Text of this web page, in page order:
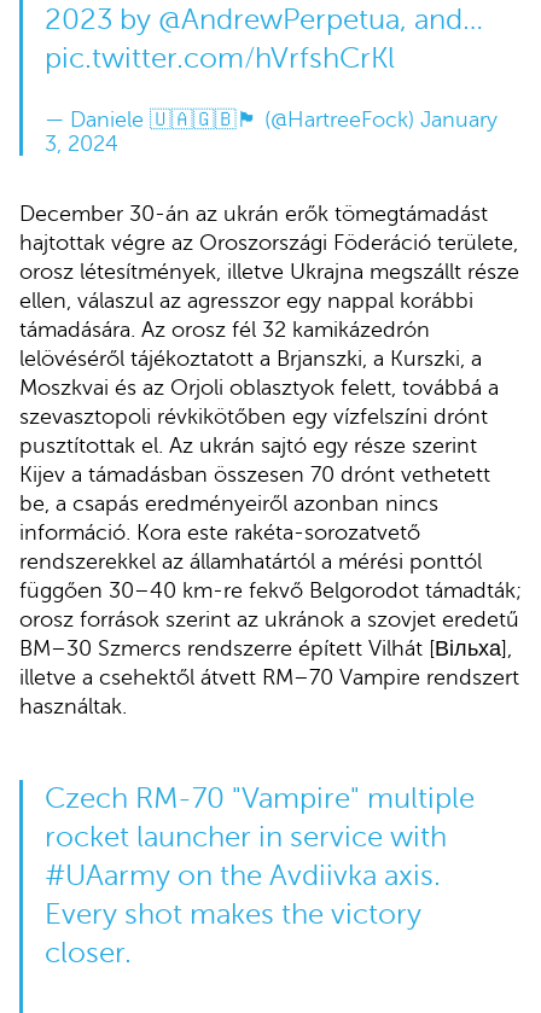
2023 by @AndrewPerpetua, and…
pic.twitter.com/hVrfshCrKl
— Daniele 🇺🇦🇬🇧🏴󠁧󠁢󠁳󠁣󠁴󠁿 (@HartreeFock) January
3, 2024
December 30-án az ukrán erők tömegtámadást
hajtottak végre az Oroszországi Föderáció területe,
orosz létesítmények, illetve Ukrajna megszállt része
ellen, válaszul az agresszor egy nappal korábbi
támadására. Az orosz fél 32 kamikázedrón
lelövéséről tájékoztatott a Brjanszki, a Kurszki, a
Moszkvai és az Orjoli oblasztyok felett, továbbá a
szevasztopoli révkikötőben egy vízfelszíni drónt
pusztítottak el. Az ukrán sajtó egy része szerint
Kijev a támadásban összesen 70 drónt vethetett
be, a csapás eredményeiről azonban nincs
információ. Kora este rakéta-sorozatvető
rendszerekkel az államhatártól a mérési ponttól
függően 30–40 km-re fekvő Belgorodot támadták;
orosz források szerint az ukránok a szovjet eredetű
BM–30 Szmercs rendszerre épített Vilhát [Вільха],
illetve a csehektől átvett RM–70 Vampire rendszert
használtak.
Czech RM-70 "Vampire" multiple
rocket launcher in service with
#UAarmyon the Avdiivka axis.
Every shot makes the victory
closer.